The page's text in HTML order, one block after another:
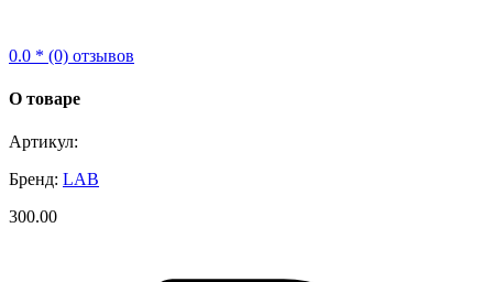
0.0 * (0) отзывов
О товаре
Артикул:
Бренд: LAB
300.00